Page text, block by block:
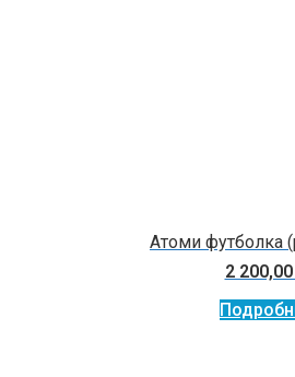
Атоми футболка
2 200,00